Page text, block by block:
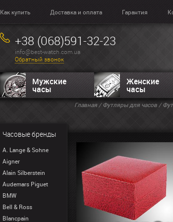
Как купить Доставка и оплата Гарантия
+38 (068)591-32-23
info@best-watch.com.ua
Обратный звонок
Мужские
часы
Женские
часы
Часовые бренды
A. Lange & Sohne
Aigner
Alain Silberstein
Audemars Piguet
BMW
Bell & Ross
Blancpain
Главная/Футляры для часов /